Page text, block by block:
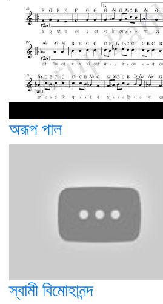
অরূপ পাল
স্বামী বিমোহানন্দ